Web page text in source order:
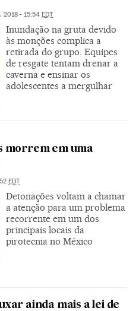
2018 - 15:54 EDT
Inundação na gruta devido
às monções complica a
retirada do grupo. Equipes
de resgate tentam drenar a
caverna e ensinar os
adolescentes a mergulhar
morrem em uma
EDT
Detonações voltam a chamar
a atenção para um problema
recorrente em um dos
principais locais da
pirotecnia no México
ainda mais a lei de